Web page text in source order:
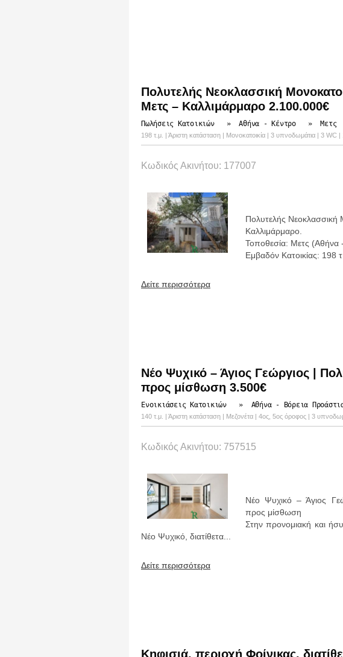
Πολυτελής Νεοκλασσική
Μετς – Καλλιμάρμαρο 2.100.000€
Πωλήσεις Κατοικιών»Αθήνα - Κέντρο» Μετς
198 τ.μ. | Άριστη κατάσταση | Μονοκατοικία | 3 υπνοδωμάτια | 3
Κωδικός Ακινήτου: 177007
Πολυτελής
Καλλιμάρμαρο.
Τοποθεσία: Μετς (Αθήνα
Εμβαδόν Κατοικίας: 198
Δείτε περισσότερα
Νέο Ψυχικό – Άγιος Γεώργιος |
προς μίσθωση 3.500€
Ενοικιάσεις Κατοικιών» Αθήνα - Βόρεια
140 τ.μ. | Άριστη κατάσταση | Μεζονέτα | 4ος, 5ος όροφος | 3
Κωδικός Ακινήτου: 757515
Νέο Ψυχικό – Άγιος
προς μίσθωση
Στην προνομιακή και
Νέο Ψυχικό, διατίθετα...
Δείτε περισσότερα
Κηφισιά, περιοχή Φοίνικας,